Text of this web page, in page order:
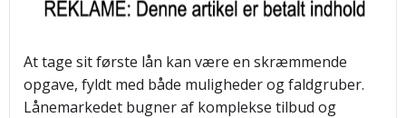
At tage sit første lån kan være en skræmmende
opgave, fyldt med både muligheder og faldgruber.
Lånemarkedet bugner af komplekse tilbud og